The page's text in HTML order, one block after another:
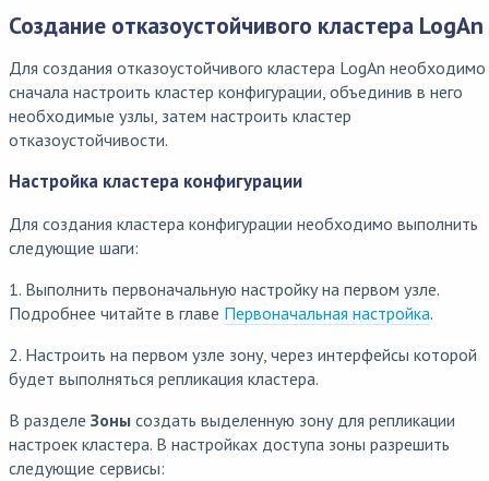
Создание отказоустойчивого кластера LogAn
Для создания отказоустойчивого кластера LogAn необходимо
сначала настроить кластер конфигурации, объединив в него
необходимые узлы, затем настроить кластер
отказоустойчивости.
Настройка кластера конфигурации
Для создания кластера конфигурации необходимо выполнить
следующие шаги:
1. Выполнить первоначальную настройку на первом узле.
Подробнее читайте в главе Первоначальная настройка.
2. Настроить на первом узле зону, через интерфейсы которой
будет выполняться репликация кластера.
В разделе Зоны создать выделенную зону для репликации
настроек кластера. В настройках доступа зоны разрешить
следующие сервисы: